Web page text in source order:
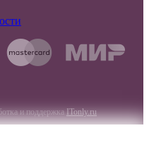
и поддержкаITonly.ru